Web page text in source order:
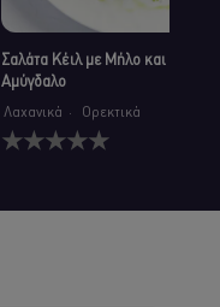
Σαλάτα Κέιλ με Μήλο και
Αμύγδαλο
Λαχανικά Ορεκτικά
Δεν
υποβλήθηκαν
αυτό